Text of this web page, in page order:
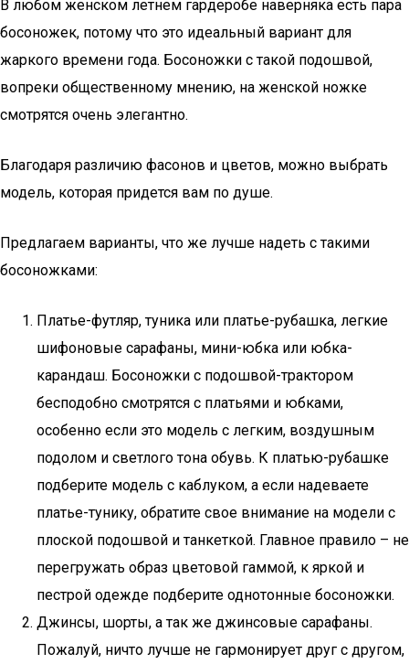
В любом женском летнем гардеробе наверняка есть пара
босоножек, потому что это идеальный вариант для
жаркого времени года. Босоножки с такой подошвой,
вопреки общественному мнению, на женской ножке
смотрятся очень элегантно.
Благодаря различию фасонов и цветов, можно выбрать
модель, которая придется вам по душе.
Предлагаем варианты, что же лучше надеть с такими
босоножками:
Платье-футляр, туника или платье-рубашка, легкие
шифоновые сарафаны, мини-юбка или юбка-
карандаш. Босоножки с подошвой-трактором
бесподобно смотрятся с платьями и юбками,
особенно если это модель с легким, воздушным
подолом и светлого тона обувь. К платью-рубашке
подберите модель с каблуком, а если надеваете
платье-тунику, обратите свое внимание на модели с
плоской подошвой и танкеткой. Главное правило – не
перегружать образ цветовой гаммой, к яркой и
пестрой одежде подберите однотонные босоножки.
Джинсы, шорты, а так же джинсовые сарафаны.
Пожалуй, ничто лучше не гармонирует друг с другом,